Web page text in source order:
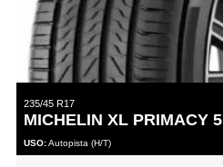
235/45 R17
MICHELIN XL PRIMACY 5
USO:Autopista (H/T)